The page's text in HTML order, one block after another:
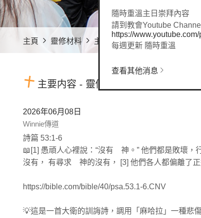
主頁 靈修材料 主要内容 - 靈修材料
主要内容 - 靈修材料
2026年06月08日
Winnie傳道
詩篇 53:1-6
📖[1] 愚頑人心裡說：“沒有 神。” 他們都是敗壞
沒有， 有尋求 神的沒有， [3] 他們各人都偏離了
https://bible.com/bible/40/psa.53.1-6.CNV
💡這是一首大衛的訓誨詩，調用「麻哈拉」一種悲
隨時重溫主日崇拜內容
請到教會Youtube Channel
https://
每週更新 隨時重溫
查看其他消息